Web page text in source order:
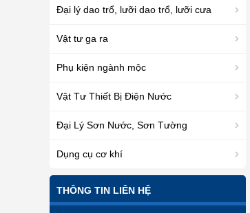
Đại lý dao trổ, lưỡi dao trổ, lưỡi cưa
Vật tư ga ra
Phụ kiện ngành mộc
Vật Tư Thiết Bị Điện Nước
Đại Lý Sơn Nước, Sơn Tường
Dụng cụ cơ khí
THÔNG TIN LIÊN HỆ